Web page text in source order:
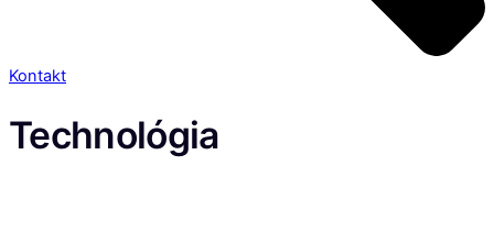
Kontakt
Technológia